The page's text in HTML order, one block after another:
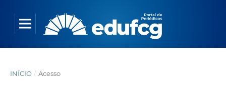
INÍCIO / Acesso